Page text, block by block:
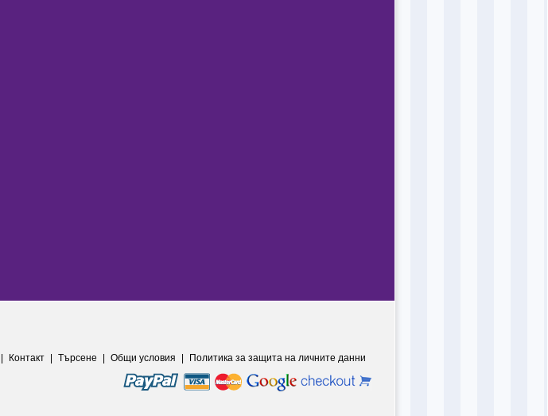
| Контакт | Търсене | Общи условия | Политика за защита на личните данни